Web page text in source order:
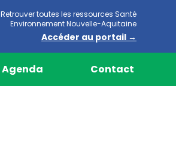
Retrouver toutes les ressources Santé
Environnement Nouvelle-Aquitaine
Accéder au portail →
Agenda Contact